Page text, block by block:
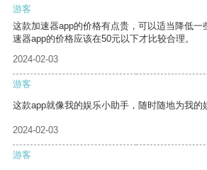
游客
这款加速器app的价格有点贵，可以适当降低一
速器app的价格应该在50元以下才比较合理。
2024-02-03
游客
这款app就像我的娱乐小助手，随时随地为我的
2024-02-03
游客